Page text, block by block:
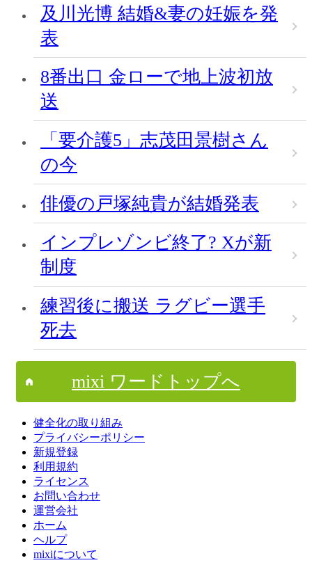
及川光博 結婚&妻の妊娠を発
表
8番出口 金ローで地上波初放
送
「要介護5」志茂田景樹さん
の今
俳優の戸塚純貴が結婚発表
インプレゾンビ終了? Xが新
制度
練習後に搬送 ラグビー選手
死去
mixi ワードトップへ
健全化の取り組み
プライバシーポリシー
新規登録
利用規約
ライセンス
お問い合わせ
運営会社
ホーム
ヘルプ
mixiについて